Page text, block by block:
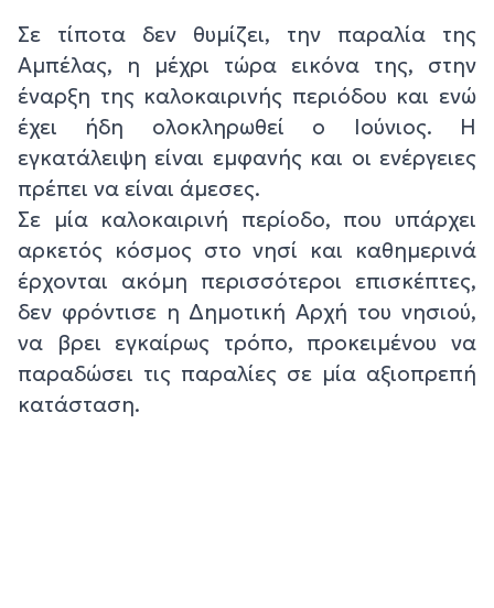
Σε τίποτα δεν θυμίζει, την παραλία της
Αμπέλας, η μέχρι τώρα εικόνα της, στην
έναρξη της καλοκαιρινής περιόδου και ενώ
έχει ήδη ολοκληρωθεί ο Ιούνιος. Η
εγκατάλειψη είναι εμφανής και οι ενέργειες
πρέπει να είναι άμεσες.
Σε μία καλοκαιρινή περίοδο, που υπάρχει
αρκετός κόσμος στο νησί και καθημερινά
έρχονται ακόμη περισσότεροι επισκέπτες,
δεν φρόντισε η Δημοτική Αρχή του νησιού,
να βρει εγκαίρως τρόπο, προκειμένου να
παραδώσει τις παραλίες σε μία αξιοπρεπή
κατάσταση.